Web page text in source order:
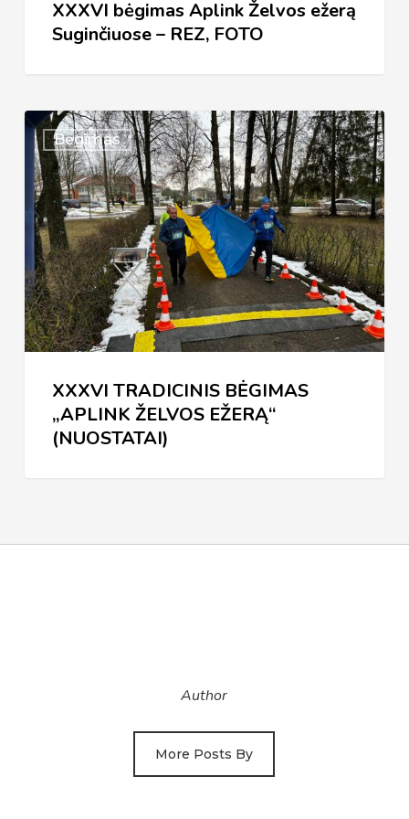
XXXVI bėgimas Aplink Želvos ežerą
Suginčiuose – REZ, FOTO
Bėgimas
XXXVI
TRADICINIS
BĖGIMAS
„APLINK
ŽELVOS
EŽERĄ“
(NUOSTATAI)
XXXVI TRADICINIS BĖGIMAS
„APLINK ŽELVOS EŽERĄ“
(NUOSTATAI)
Author
More Posts By